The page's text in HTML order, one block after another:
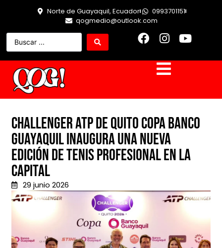
Norte de Guayaquil, Ecuador
0993701151
qogmedio@outlook.com
Challenger ATP de Quito Copa Banco
Guayaquil inaugura una nueva
edición de tenis profesional en la
capital
29 junio 2026